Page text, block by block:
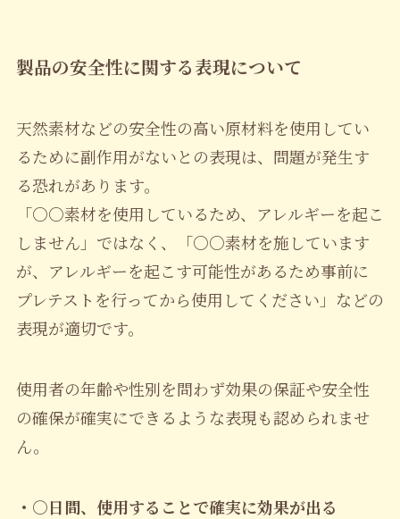
製品の安全性に関する表現について
天然素材などの安全性の高い原材料を使用してい
るために副作用がないとの表現は、問題が発生す
る恐れがあります。
「○○素材を使用しているため、アレルギーを起こ
しません」ではなく、「○○素材を施しています
が、アレルギーを起こす可能性があるため事前に
プレテストを行ってから使用してください」などの
表現が適切です。
使用者の年齢や性別を問わず効果の保証や安全性
の確保が確実にできるような表現も認められませ
ん。
・○日間、使用することで確実に効果が出る